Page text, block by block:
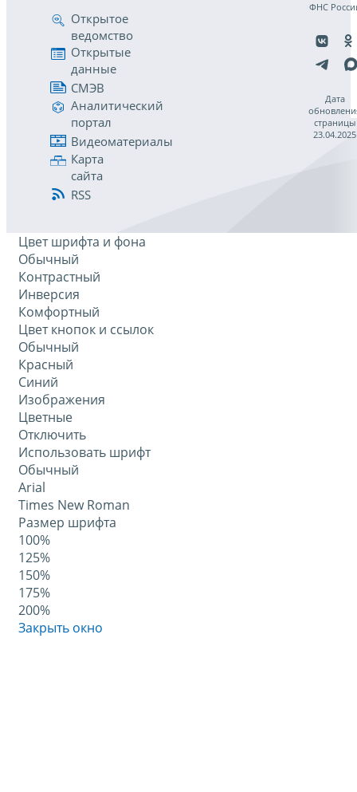
Открытое
ведомство
Открытые
данные
СМЭВ
Аналитический
портал
Видеоматериалы
Карта
сайта
RSS
ФНС
Дата
страницы
23.04.2025
Цвет шрифта и фона
Обычный
Контрастный
Инверсия
Комфортный
Цвет кнопок и ссылок
Обычный
Красный
Синий
Изображения
Цветные
Отключить
Использовать шрифт
Обычный
Arial
Times New Roman
Размер шрифта
100%
125%
150%
175%
200%
Закрыть окно